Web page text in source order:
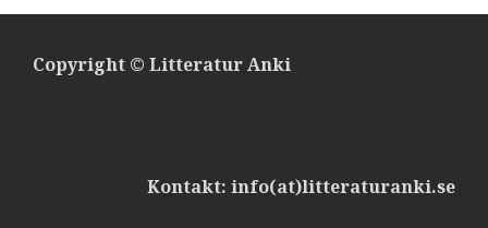
Copyright © Litteratur Anki
Kontakt: info(at)litteraturanki.se